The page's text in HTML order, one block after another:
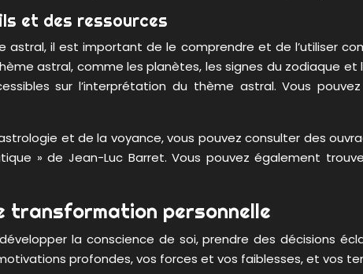
et des ressources
il est important de le comprendre et de l’utiliser
astral, comme les planètes, les signes du zodiaque
sur l’interprétation du thème astral. Vous
et de la voyance, vous pouvez consulter des
» de Jean-Luc Barret. Vous pouvez également
transformation personnelle
la conscience de soi, prendre des décisions
profondes, vos forces et vos faiblesses, et vos